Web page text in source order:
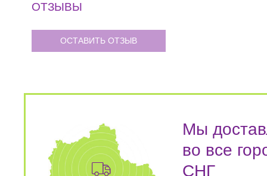
ОТЗЫВЫ
ОСТАВИТЬ ОТЗЫВ
Мы
во все
СНГ